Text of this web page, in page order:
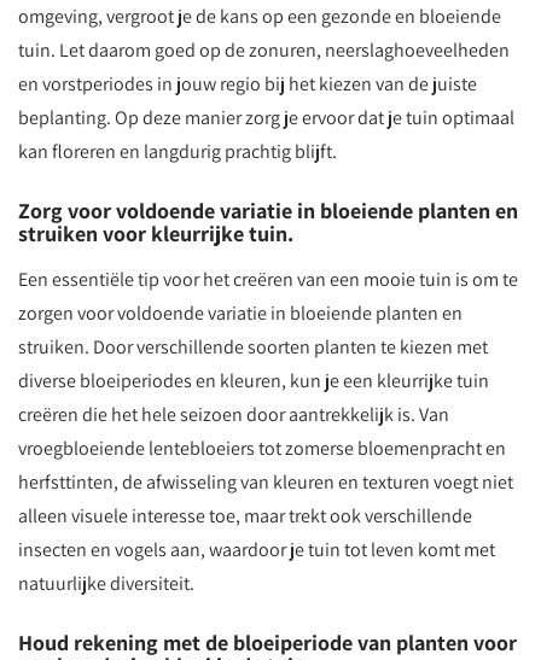
omgeving, vergroot je de kans op een gezonde en bloeiende
tuin. Let daarom goed op de zonuren, neerslaghoeveelheden
en vorstperiodes in jouw regio bij het kiezen van de juiste
beplanting. Op deze manier zorg je ervoor dat je tuin optimaal
kan floreren en langdurig prachtig blijft.
Zorg voor voldoende variatie in bloeiende planten en
struiken voor kleurrijke tuin.
Een essentiële tip voor het creëren van een mooie tuin is om te
zorgen voor voldoende variatie in bloeiende planten en
struiken. Door verschillende soorten planten te kiezen met
diverse bloeiperiodes en kleuren, kun je een kleurrijke tuin
creëren die het hele seizoen door aantrekkelijk is. Van
vroegbloeiende lentebloeiers tot zomerse bloemenpracht en
herfsttinten, de afwisseling van kleuren en texturen voegt niet
alleen visuele interesse toe, maar trekt ook verschillende
insecten en vogels aan, waardoor je tuin tot leven komt met
natuurlijke diversiteit.
Houd rekening met de bloeiperiode van planten voor